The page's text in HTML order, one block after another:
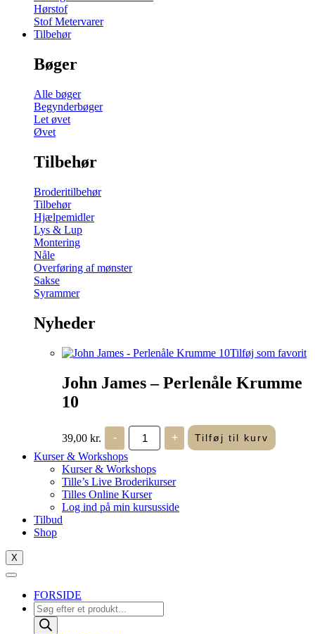
Hørstof
Stof Metervarer
Tilbehør
Bøger
Alle bøger
Begynderbøger
Let øvet
Øvet
Tilbehør
Broderitilbehør
Tilbehør
Hjælpemidler
Lys & Lup
Montering
Nåle
Overføring af mønster
Sakse
Syrammer
Nyheder
Tilføj som favorit
John James – Perlenåle Krumme
10
39,00 kr. -
John
James
-
Perlenåle
Krumme
10
antal
+ Tilføj til kurv
Kurser & Workshops
Kurser & Workshops
Tille’s Live Broderikurser
Tilles Online Kurser
Log ind på min kursusside
Tilbud
Shop
X
FORSIDE
Products
search